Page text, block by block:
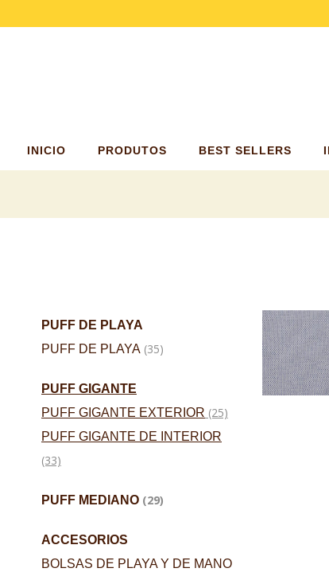
INICIO PRODUTOS BEST SELLERS
Puff
PUFF DE PLAYA
PUFF DE PLAYA (35)
PUFF GIGANTE
PUFF GIGANTE EXTERIOR (25)
PUFF GIGANTE DE INTERIOR
(33)
PUFF MEDIANO (29)
ACCESORIOS
BOLSAS DE PLAYA Y DE MANO